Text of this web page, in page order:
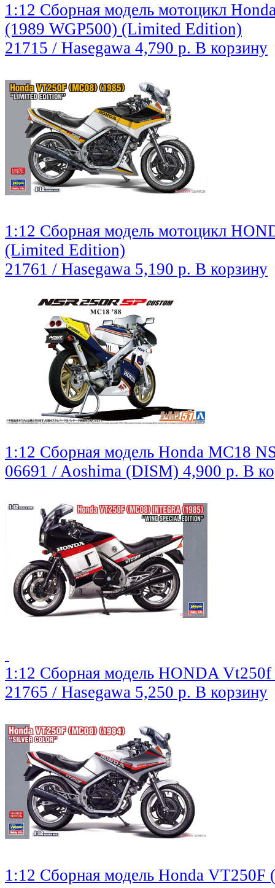
1:12 Сборная модель мотоцикл
(1989 WGP500) (Limited Edition)
21715 / Hasegawa 4,790 р. В корзину
1:12 Сборная модель мотоцикл
(Limited Edition)
21761 / Hasegawa 5,190 р. В корзину
1:12 Сборная модель Honda MC18
06691 / Aoshima (DISM) 4,900 р. В
1:12 Сборная модель HONDA
21765 / Hasegawa 5,250 р. В корзину
1:12 Сборная модель Honda